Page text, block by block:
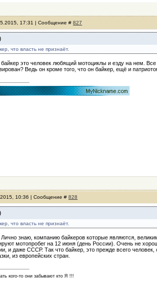
17:31 | Сообщение #827
)
что власть не признаёт.
это человек любящий мотоциклы и езду на нем.
Ведь он кроме того, что он байкер, ещё и
10:36 | Сообщение #828
)
что власть не признаёт.
Лично знаю, компанию байкеров которые являются,
мотопробег на 12 июня (день России). Очень не
и даже СССР. Так что байкер, это прежде всего
из европейских стран.
кого-то они забывают кто Я !!!